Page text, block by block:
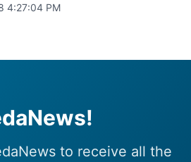
4:27:04 PM
to receive all the